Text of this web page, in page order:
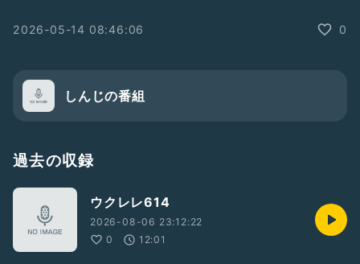
2026-05-14 08:46:06 0
しんじの番組
過去の収録
ウクレレ614
2026-08-06 23:12:22
0
12:01